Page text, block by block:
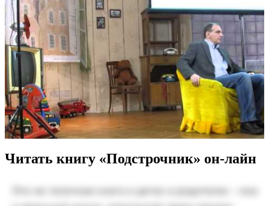
Читать книгу «Подстрочник» он-лайн